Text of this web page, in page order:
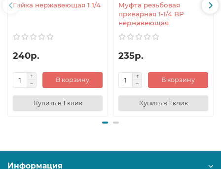
Гайка нержавеющая 1 1/4
240р.
В корзину
Купить в 1 клик
Муфта резьбовая
приварная 1-1/4 ВР
нержавеющая
235р.
В корзину
Купить в 1 клик
Информация